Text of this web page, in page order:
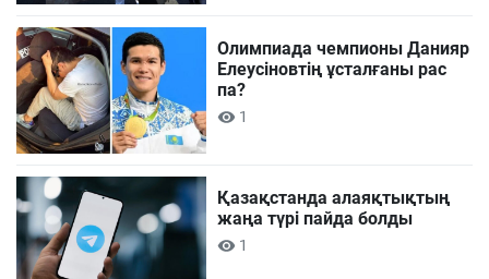
Олимпиада чемпионы Данияр
Елеусіновтің ұсталғаны рас
па?
1
Қазақстанда алаяқтықтың
жаңа түрі пайда болды
1